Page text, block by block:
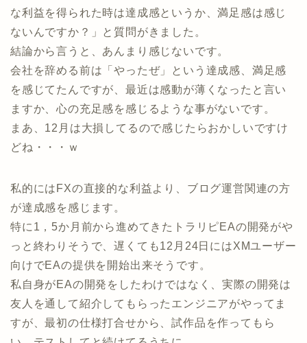
な利益を得られた時は達成感というか、満足感は感じ
ないんですか？」と質問がきました。
結論から言うと、あんまり感じないです。
会社を辞める前は「やったぜ」という達成感、満足感
を感じてたんですが、最近は感動が薄くなったと言い
ますか、心の充足感を感じるような事がないです。
まあ、12月は大損してるので感じたらおかしいですけ
どね・・・ｗ
私的にはFXの直接的な利益より、ブログ運営関連の方
が達成感を感じます。
特に1，5か月前から進めてきたトラリピEAの開発がや
っと終わりそうで、遅くても12月24日にはXMユーザー
向けでEAの提供を開始出来そうです。
私自身がEAの開発をしたわけではなく、実際の開発は
友人を通して紹介してもらったエンジニアがやってま
すが、最初の仕様打合せから、試作品を作ってもら